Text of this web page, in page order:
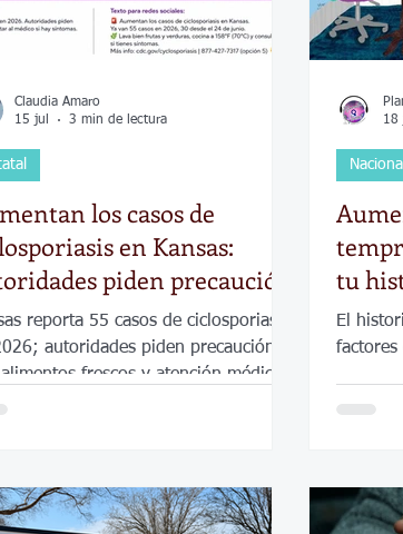
Historias que inspiran Gobierno
los casos de
en Kansas:
piden precaución
reporta 55 casos de ciclosporiasis
autoridades piden precaución
frescos y atención médica
Claudia Amaro
15 jul
3 min de lectura
tu
El
factores
Nacional
18